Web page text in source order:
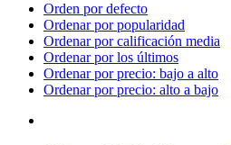
Orden por defecto
Ordenar por popularidad
Ordenar por calificación media
Ordenar por los últimos
Ordenar por precio: bajo a alto
Ordenar por precio: alto a bajo